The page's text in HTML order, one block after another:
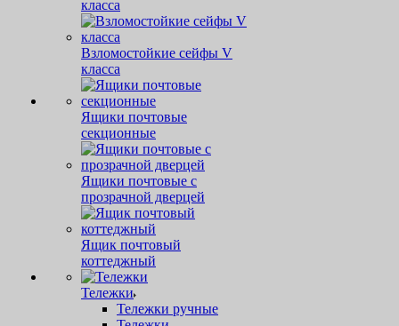
класса
Взломостойкие сейфы V
класса
Ящики почтовые
секционные
Ящики почтовые с
прозрачной дверцей
Ящик почтовый
коттеджный
Тележки
Тележки ручные